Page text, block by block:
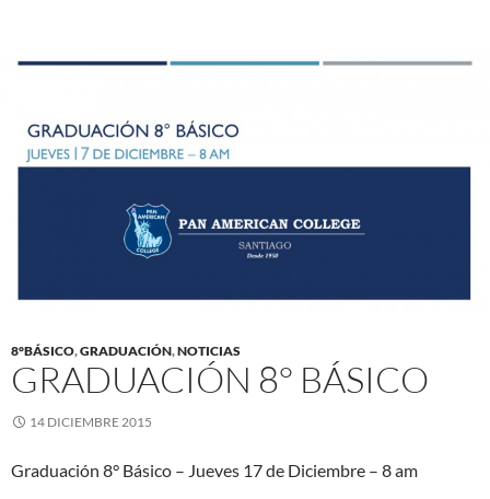
8°BÁSICO,GRADUACIÓN,NOTICIAS
GRADUACIÓN 8° BÁSICO
14 DICIEMBRE 2015
Graduación 8° Básico – Jueves 17 de Diciembre – 8 am